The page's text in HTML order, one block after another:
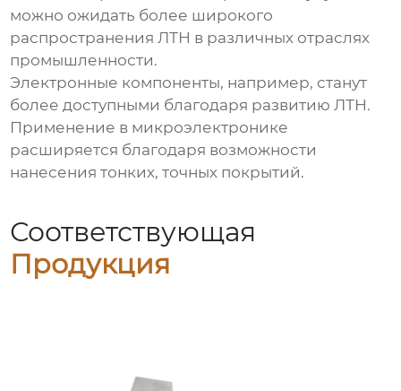
можно ожидать более широкого
распространения ЛТН в различных отраслях
промышленности.
Электронные компоненты, например, станут
более доступными благодаря развитию ЛТН.
Применение в микроэлектронике
расширяется благодаря возможности
нанесения тонких, точных покрытий.
Соответствующая
Продукция